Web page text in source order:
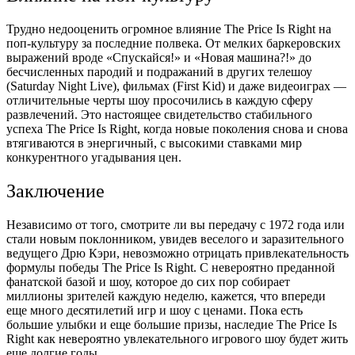
Трудно недооценить огромное влияние The Price Is Right на
поп-культуру за последние полвека. От мелких баркеровских
выражений вроде «Спускайся!» и «Новая машина?!» до
бесчисленных пародий и подражаний в других телешоу
(Saturday Night Live), фильмах (First Kid) и даже видеоиграх —
отличительные черты шоу просочились в каждую сферу
развлечений. Это настоящее свидетельство стабильного
успеха The Price Is Right, когда новые поколения снова и снова
втягиваются в энергичный, с высокими ставками мир
конкурентного угадывания цен.
Заключение
Независимо от того, смотрите ли вы передачу с 1972 года или
стали новым поклонником, увидев веселого и заразительного
ведущего Дрю Кэри, невозможно отрицать привлекательность
формулы победы The Price Is Right. С невероятно преданной
фанатской базой и шоу, которое до сих пор собирает
миллионы зрителей каждую неделю, кажется, что впереди
еще много десятилетий игр и шоу с ценами. Пока есть
большие улыбки и еще большие призы, наследие The Price Is
Right как невероятно увлекательного игрового шоу будет жить